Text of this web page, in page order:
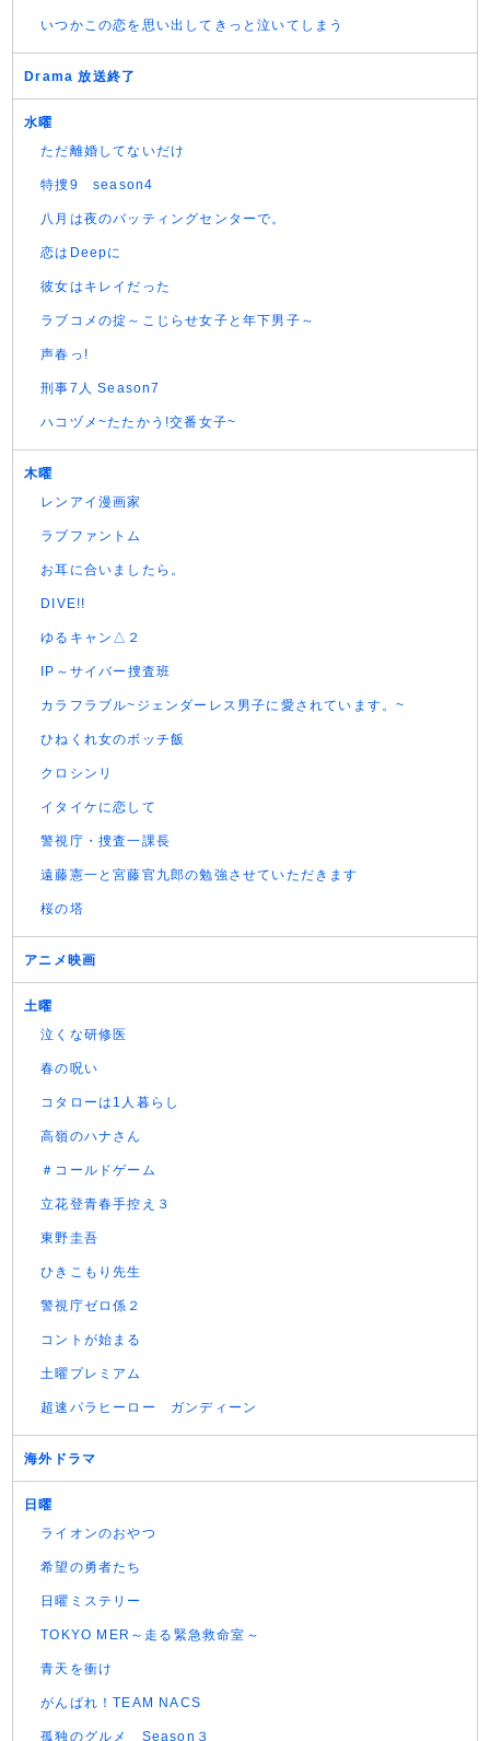
いつかこの恋を思い出してきっと泣いてしまう
Drama 放送終了
水曜
ただ離婚してないだけ
特捜9 season4
八月は夜のバッティングセンターで。
恋はDeepに
彼女はキレイだった
ラブコメの掟～こじらせ女子と年下男子～
声春っ!
刑事7人 Season7
ハコヅメ~たたかう!交番女子~
木曜
レンアイ漫画家
ラブファントム
お耳に合いましたら。
DIVE!!
ゆるキャン△２
IP～サイバー捜査班
カラフラブル~ジェンダーレス男子に愛されています。~
ひねくれ女のボッチ飯
クロシンリ
イタイケに恋して
警視庁・捜査一課長
遠藤憲一と宮藤官九郎の勉強させていただきます
桜の塔
アニメ映画
土曜
泣くな研修医
春の呪い
コタローは1人暮らし
高嶺のハナさん
＃コールドゲーム
立花登青春手控え３
東野圭吾
ひきこもり先生
警視庁ゼロ係２
コントが始まる
土曜プレミアム
超速パラヒーロー ガンディーン
海外ドラマ
日曜
ライオンのおやつ
希望の勇者たち
日曜ミステリー
TOKYO MER～走る緊急救命室～
青天を衝け
がんばれ！TEAM NACS
孤独のグルメ Season３